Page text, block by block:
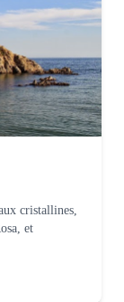
cristallines,
et